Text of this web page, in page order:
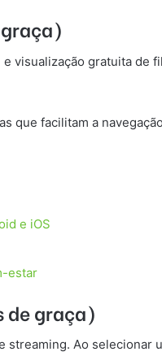
visualização gratuita
que facilitam a
e iOS
estar
de graça)
Ao